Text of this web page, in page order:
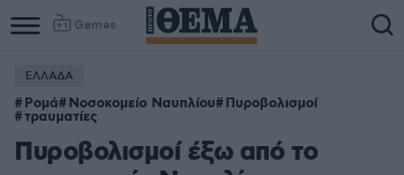
Games
Column
1
Column
2
ΕΛΛΑΔΑ
Ρομά Νοσοκομείο Ναυπλίου Πυροβολισμοί
τραυματίες
Πυροβολισμοί έξω από το